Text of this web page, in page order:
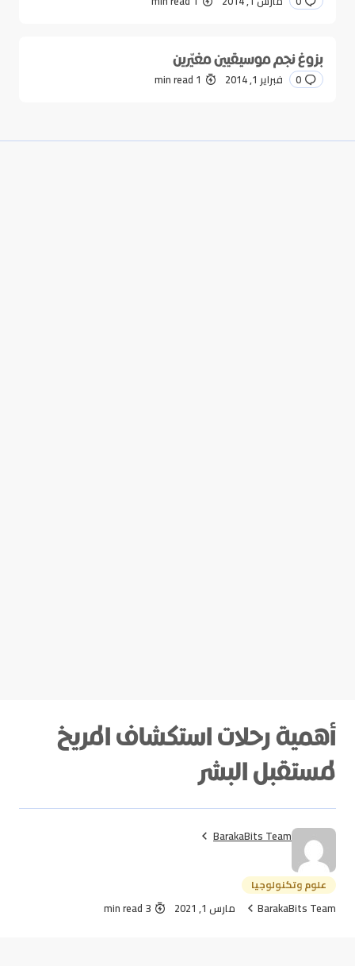
بزوغ نجم موسيقيين مغيّرين
0 فبراير 1, 2014 1 min read
أهمية رحلات استكشاف المريخ
لمستقبل البشر
BarakaBits Team
علوم وتكنولوجيا
BarakaBits Team مارس 1, 2021 3 min read